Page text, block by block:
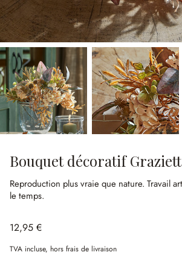
Bouquet décoratif
Reproduction plus vraie que nature. Travail
le temps.
12,95 €
TVA incluse, hors frais de livraison